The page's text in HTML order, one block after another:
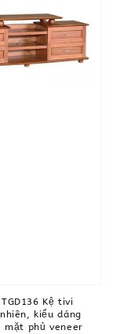
Kệ tivi
kiểu dáng
mặt phủ veneer